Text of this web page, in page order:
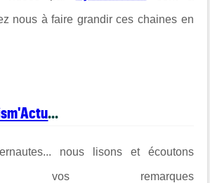
nous à faire grandir ces chaines en
...
nous lisons et écoutons
vos remarques